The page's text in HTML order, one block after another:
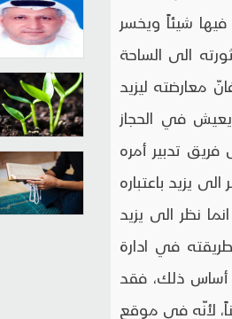
شيئاً ويخسر
الى الساحة
معارضته ليزيد
في الحجاز
فريق تدبير أمره
يزيد باعتباره
نظر الى يزيد
في ادارة
أساس ذلك، فقد
لأنّه في موقع